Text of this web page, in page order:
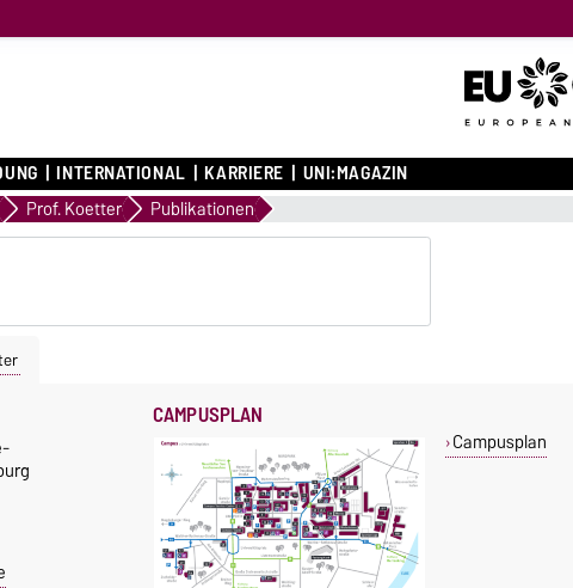
INTERNATIONAL KARRIERE UNI:MAGAZIN
Prof. Koetter Publikationen
CAMPUSPLAN
Campusplan